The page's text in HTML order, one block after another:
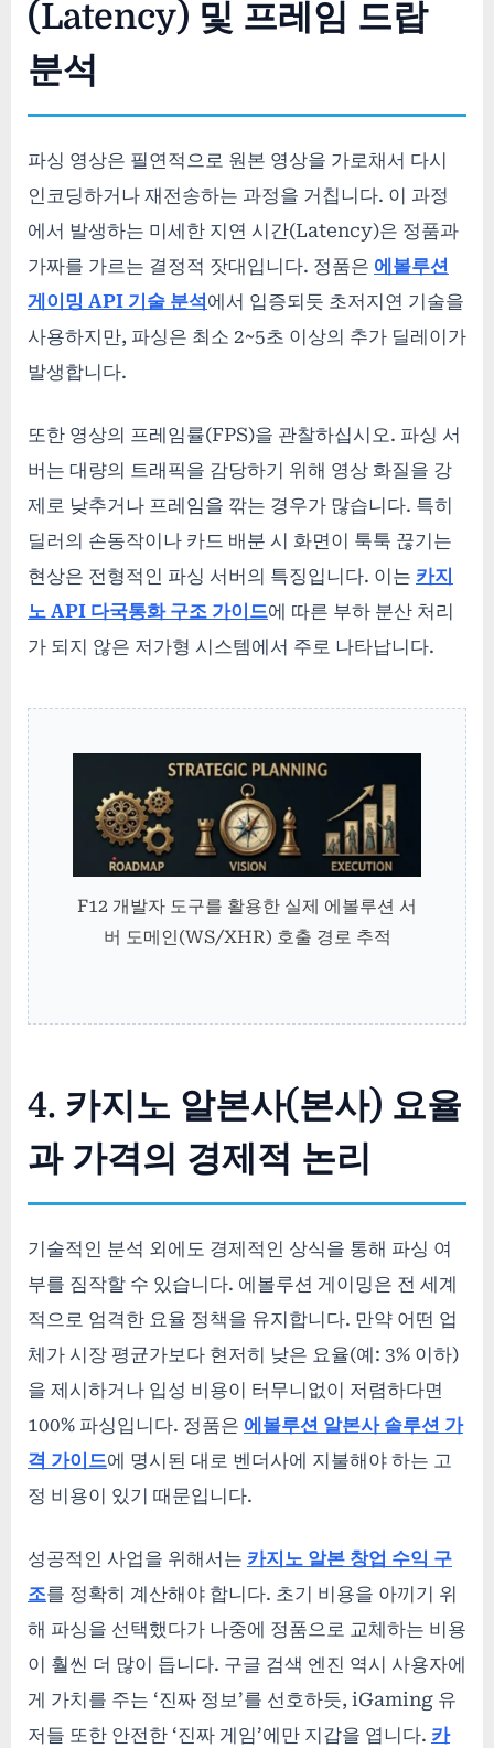
(Latency) 및 프레임 드랍
분석
파싱 영상은 필연적으로 원본 영상을 가로채서 다시
인코딩하거나 재전송하는 과정을 거칩니다. 이 과정
에서 발생하는 미세한 지연 시간(Latency)은 정품과
가짜를 가르는 결정적 잣대입니다. 정품은 에볼루션
게이밍 API 기술 분석 에서 입증되듯 초저지연 기술을
사용하지만, 파싱은 최소 2~5초 이상의 추가 딜레이가
발생합니다.
또한 영상의 프레임률(FPS)을 관찰하십시오. 파싱 서
버는 대량의 트래픽을 감당하기 위해 영상 화질을 강
제로 낮추거나 프레임을 깎는 경우가 많습니다. 특히
딜러의 손동작이나 카드 배분 시 화면이 툭툭 끊기는
현상은 전형적인 파싱 서버의 특징입니다. 이는 카지
노 API 다국통화 구조 가이드에 따른 부하 분산 처리
가 되지 않은 저가형 시스템에서 주로 나타납니다.
F12 개발자 도구를 활용한 실제 에볼루션 서
버 도메인(WS/XHR) 호출 경로 추적
4. 카지노 알본사(본사) 요율
과 가격의 경제적 논리
기술적인 분석 외에도 경제적인 상식을 통해 파싱 여
부를 짐작할 수 있습니다. 에볼루션 게이밍은 전 세계
적으로 엄격한 요율 정책을 유지합니다. 만약 어떤 업
체가 시장 평균가보다 현저히 낮은 요율(예: 3% 이하)
을 제시하거나 입성 비용이 터무니없이 저렴하다면
100% 파싱입니다. 정품은 에볼루션 알본사 솔루션 가
격 가이드에 명시된 대로 벤더사에 지불해야 하는 고
정 비용이 있기 때문입니다.
성공적인 사업을 위해서는 카지노 알본 창업 수익 구
조를 정확히 계산해야 합니다. 초기 비용을 아끼기 위
해 파싱을 선택했다가 나중에 정품으로 교체하는 비용
이 훨씬 더 많이 듭니다. 구글 검색 엔진 역시 사용자에
게 가치를 주는 ‘진짜 정보’를 선호하듯, iGaming 유
저들 또한 안전한 ‘진짜 게임’에만 지갑을 엽니다. 카